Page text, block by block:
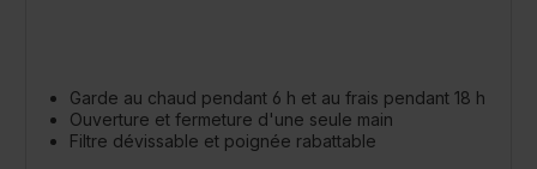
Garde au chaud pendant 6 h et au frais pendant 18 h
Ouverture et fermeture d'une seule main
Filtre dévissable et poignée rabattable